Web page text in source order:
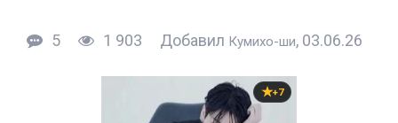
5 1 903 Добавил Кумихо-ши, 03.06.26
+7